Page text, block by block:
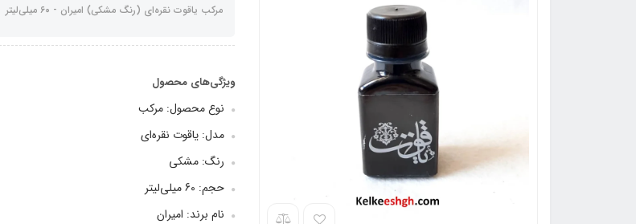
مرکب یاقوت نقره‌ای (رنگ مشکی) امیران - ۶۰ میلی‌لیتر
ویژگی‌های محصول
نوع محصول: مرکب
مدل: یاقوت نقره‌ای
رنگ: مشکی
حجم: 60 میلی‌لیتر
نام برند: امیران